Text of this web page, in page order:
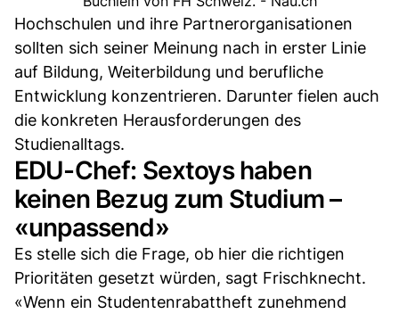
Hochschulen und ihre Partnerorganisationen
sollten sich seiner Meinung nach in erster Linie
auf Bildung, Weiterbildung und berufliche
Entwicklung konzentrieren. Darunter fielen auch
die konkreten Herausforderungen des
Studienalltags.
EDU-Chef: Sextoys haben
keinen Bezug zum Studium –
«unpassend»
Es stelle sich die Frage, ob hier die richtigen
Prioritäten gesetzt würden, sagt Frischknecht.
«Wenn ein Studentenrabattheft zunehmend